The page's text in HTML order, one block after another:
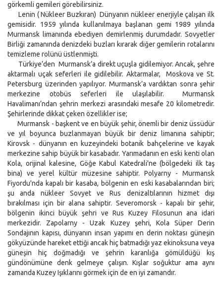
görkemli gemileri görebilirsiniz.
Lenin ( Nükleer Buzkıran) Dünyanın nükleer enerjiyle çalışan ilk
gemisidir. 1959 yılında kullanılmaya başlanan gemi 1989 yılında
Murmansk limanında ebediyen demirlenmiş durumdadır. Sovyetler
Birliği zamanında denizdeki buzları kırarak diğer gemilerin rotalarını
temizleme rolünü üstlenmişti.
Türkiye’den Murmansk’a direkt uçuşla gidilemiyor. Ancak, şehre
aktarmalı uçak seferleri ile gidilebilir. Aktarmalar, Moskova ve St.
Petersburg üzerinden yapılıyor. Murmansk’a vardıktan sonra şehir
merkezine otobüs seferleri ile ulaşılabilir. Murmansk
Havalimanı’ndan şehrin merkezi arasındaki mesafe 20 kilometredir.
Şehirlerinde dikkat çeken özellikler ise;
Murmansk - başkent ve en büyük şehir, önemli bir deniz üssüdür
ve yıl boyunca buzlanmayan büyük bir deniz limanına sahiptir;
Kirovsk - dünyanın en kuzeyindeki botanik bahçelerine ve kayak
merkezine sahip büyük bir kasabadır. Yarımadanın en eski kenti olan
Kola, orijinal kalesine, Göğe Kabul Katedrali'ne (bölgedeki ilk taş
bina) ve yerel kültür müzesine sahiptir. Polyarny - Murmansk
Fiyordu'nda kapalı bir kasaba, bölgenin en eski kasabalarından biri;
şu anda nükleer Sovyet ve Rus denizaltılarının hizmet dışı
bırakılması için bir alana sahiptir. Severomorsk - kapalı bir şehir,
bölgenin ikinci büyük şehri ve Rus Kuzey Filosunun ana idari
merkezidir. Zapolarny - Uzak Kuzey şehri, Kola Süper Derin
Sondajının kapısı, dünyanın insan yapımı en derin noktası güneşin
gökyüzünde hareket ettiği ancak hiç batmadığı yaz ekinoksuna veya
güneşin hiç doğmadığı ve şehrin karanlığa gömüldüğü kış
gündönümüne denk gelmeye çalışın. Kışlar soğuktur ama aynı
zamanda Kuzey Işıklarını görmek için de en iyi zamandır.